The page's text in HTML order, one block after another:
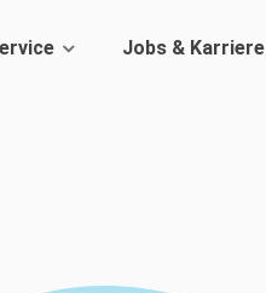
Jobs & Karriere